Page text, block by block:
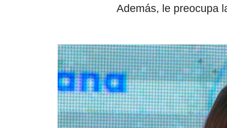
Además, le preocupa